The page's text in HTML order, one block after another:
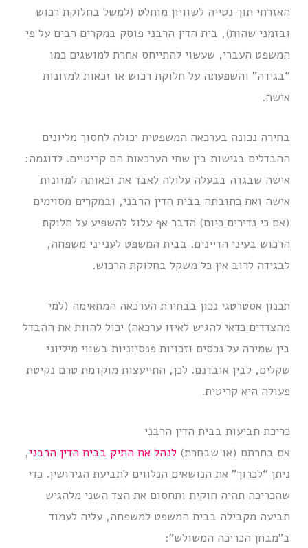
האזרחי תוך נטייה לשוויון מוחלט (למשל בחלוקת רכוש
ובזמני שהות), בית הדין הרבני פוסק במקרים רבים על פי
המשפט העברי, שעשוי להתייחס אחרת למושגים כמו
“בגידה” והשפעתה על חלוקת רכוש או זכאות למזונות
אישה.
בחירה נכונה בערכאה המשפטית יכולה לחסוך מליונים
ההבדלים בגישות בין שתי הערכאות הם קריטיים. לדוגמה:
אישה שבגדה בבעלה עלולה לאבד את זכאותה למזונות
אישה ואת כתובתה בבית הדין הרבני, ובמקרים מסוימים
(אם כי נדירים כיום) הדבר אף עלול להשפיע על חלוקת
הרכוש בעיני הדיינים. בבית המשפט לענייני משפחה,
לבגידה לרוב אין כל משקל בחלוקת הרכוש.
תכנון אסטרטגי נכון בבחירת הערכאה המתאימה (למי
מהצדדים כדאי להגיש לאיזו ערכאה) יכול להוות את ההבדל
בין שמירה על נכסים וזכויות פנסיוניות בשווי מיליוני
שקלים, לבין אובדנם. לכן, התייעצות מוקדמת טרם נקיטת
פעולה היא קריטית.
כריכת תביעות בבית הדין הרבני
אם בחרתם (או שבחרת)לנהל את התיק בבית הדין הרבני,
ניתן “לכרוך” את הנושאים הנלווים לתביעת הגירושין. כדי
שהכריכה תהיה חוקית ותחסום את הצד השני מלהגיש
תביעה מקבילה בבית המשפט למשפחה, עליה לעמוד
ב”מבחן הכריכה המשולש”: